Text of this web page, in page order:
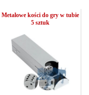
Metalowe kości do gry w tubie
5 sztuk